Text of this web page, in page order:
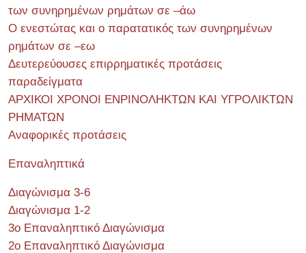
των συνηρημένων ρημάτων σε –άω
Ο ενεστώτας και ο παρατατικός των συνηρημένων
ρημάτων σε –εω
Δευτερεύουσες επιρρηματικές προτάσεις
παραδείγματα
ΑΡΧΙΚΟΙ ΧΡΟΝΟΙ ΕΝΡΙΝΟΛΗΚΤΩΝ ΚΑΙ ΥΓΡΟΛΙΚΤΩΝ
ΡΗΜΑΤΩΝ
Αναφορικές προτάσεις
Επαναληπτικά
Διαγώνισμα 3-6
Διαγώνισμα 1-2
3ο Επαναληπτικό Διαγώνισμα
2ο Επαναληπτικό Διαγώνισμα